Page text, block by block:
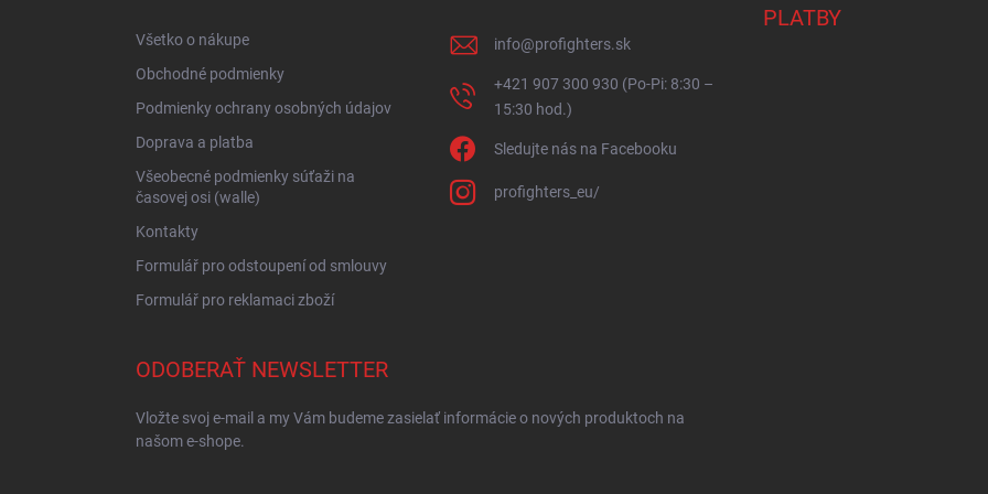
Všetko o nákupe
Obchodné podmienky
Podmienky ochrany osobných údajov
Doprava a platba
Všeobecné podmienky súťaži na
časovej osi (walle)
Kontakty
Formulář pro odstoupení od smlouvy
Formulář pro reklamaci zboží
info@profighters.sk
+421 907 300 930 (Po-Pi: 8:30 –
15:30 hod.)
Sledujte nás na Facebooku
profighters_eu/
PLATBY
ODOBERAŤ NEWSLETTER
Vložte svoj e-mail a my Vám budeme zasielať informácie o nových produktoch na
našom e-shope.